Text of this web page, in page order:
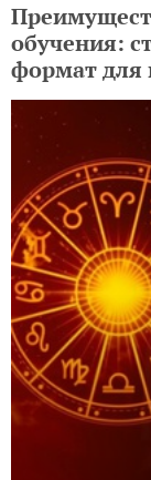
обучения:
формат для